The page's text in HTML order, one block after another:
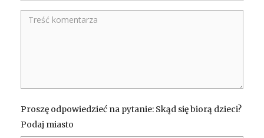
Proszę odpowiedzieć na pytanie: Skąd się biorą dzieci?
Podaj miasto